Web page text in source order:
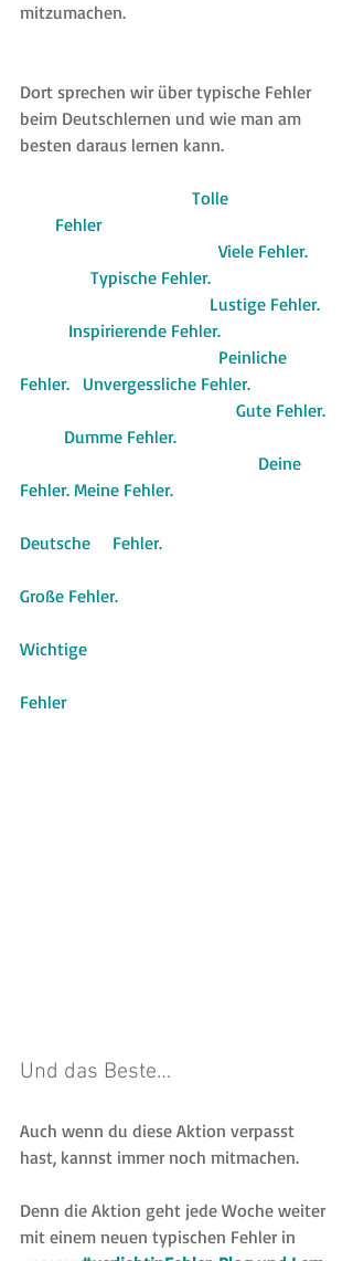
mitzumachen.
Dort sprechen wir über typische Fehler
beim Deutschlernen und wie man am
besten daraus lernen kann.
                                      Tolle
        Fehler
                Typische Fehler.
           Inspirierende Fehler.
Fehler.   Unvergessliche Fehler.
          Dumme Fehler.
Fehler. Meine Fehler.
Deutsche     Fehler.
Große Fehler.
Wichtige
Fehler
Und das Beste…
Auch wenn du diese Aktion verpasst
hast, kannst immer noch mitmachen.
Denn die Aktion geht jede Woche weiter
mit einem neuen typischen Fehler in